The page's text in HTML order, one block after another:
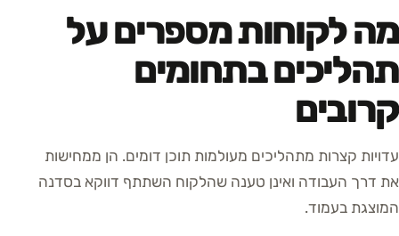
מה לקוחות מספרים על
תהליכים בתחומים
קרובים
עדויות קצרות מתהליכים מעולמות תוכן דומים. הן ממחישות
את דרך העבודה ואינן טענה שהלקוח השתתף דווקא בסדנה
המוצגת בעמוד.